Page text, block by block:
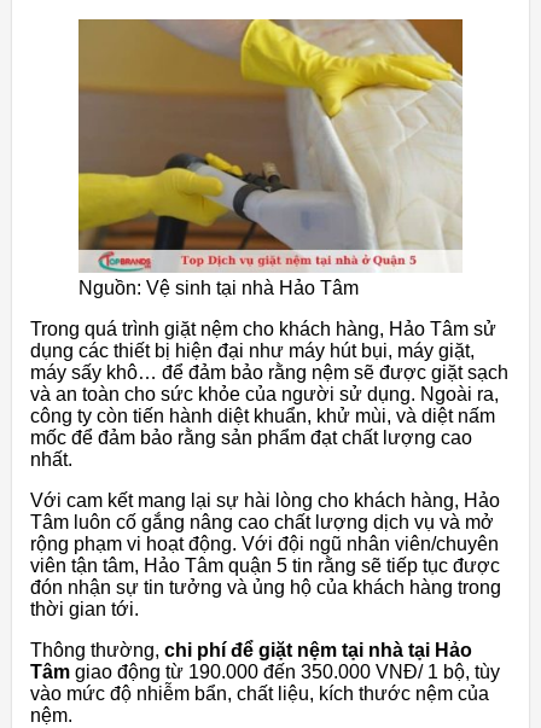
Nguồn: Vệ sinh tại nhà Hảo Tâm
Trong quá trình giặt nệm cho khách hàng, Hảo Tâm sử
dụng các thiết bị hiện đại như máy hút bụi, máy giặt,
máy sấy khô… để đảm bảo rằng nệm sẽ được giặt sạch
và an toàn cho sức khỏe của người sử dụng. Ngoài ra,
công ty còn tiến hành diệt khuẩn, khử mùi, và diệt nấm
mốc để đảm bảo rằng sản phẩm đạt chất lượng cao
nhất.
Với cam kết mang lại sự hài lòng cho khách hàng, Hảo
Tâm luôn cố gắng nâng cao chất lượng dịch vụ và mở
rộng phạm vi hoạt động. Với đội ngũ nhân viên/chuyên
viên tận tâm, Hảo Tâm quận 5 tin rằng sẽ tiếp tục được
đón nhận sự tin tưởng và ủng hộ của khách hàng trong
thời gian tới.
Thông thường, chi phí để giặt nệm tại nhà tại Hảo
Tâm giao động từ 190.000 đến 350.000 VNĐ/ 1 bộ, tùy
vào mức độ nhiễm bẩn, chất liệu, kích thước nệm của
nệm.